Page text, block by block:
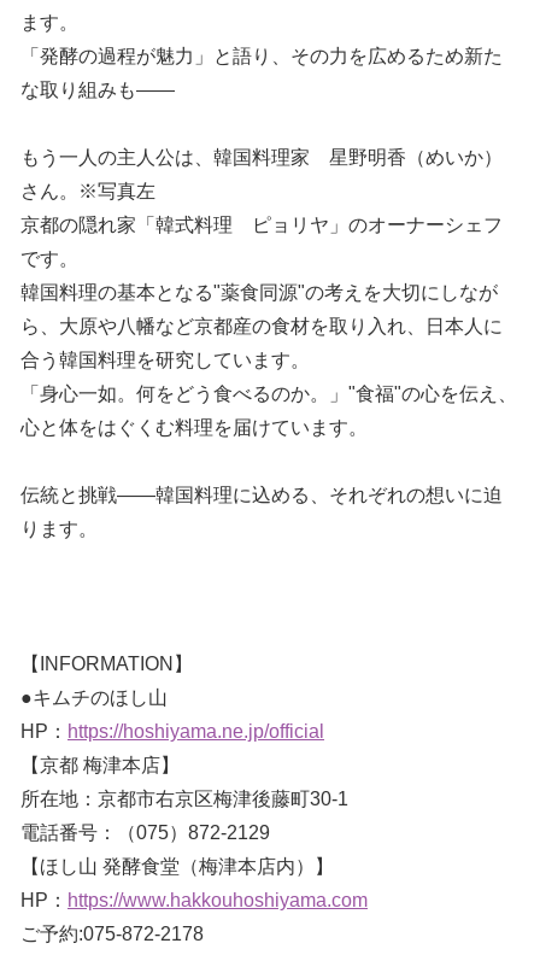
ます。
「発酵の過程が魅力」と語り、その力を広めるため新た
な取り組みも――
もう一人の主人公は、韓国料理家 星野明香（めいか）
さん。※写真左
京都の隠れ家「韓式料理 ピョリヤ」のオーナーシェフ
です。
韓国料理の基本となる"薬食同源"の考えを大切にしなが
ら、大原や八幡など京都産の食材を取り入れ、日本人に
合う韓国料理を研究しています。
「身心一如。何をどう食べるのか。」"食福"の心を伝え、
心と体をはぐくむ料理を届けています。
伝統と挑戦――韓国料理に込める、それぞれの想いに迫
ります。
【INFORMATION】
●キムチのほし山
HP： https://hoshiyama.ne.jp/official
【京都 梅津本店】
所在地：京都市右京区梅津後藤町30-1
電話番号：（075）872-2129
【ほし山 発酵食堂（梅津本店内）】
HP： https://www.hakkouhoshiyama.com
ご予約:075-872-2178